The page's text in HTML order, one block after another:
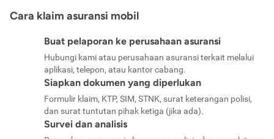
Cara klaim asuransi mobil
Buat pelaporan ke perusahaan asuransi
Hubungi kami atau perusahaan asuransi terkait melalui
aplikasi, telepon, atau kantor cabang.
Siapkan dokumen yang diperlukan
Formulir klaim, KTP, SIM, STNK, surat keterangan polisi,
dan surat tuntutan pihak ketiga (jika ada).
Survei dan analisis